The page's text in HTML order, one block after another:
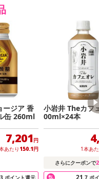
ません。
き、お届けする商品セット
ください。
分など含む)等により、参考
ージア 香
缶 260ml
7,201 円
あたり 150.1円
ポイント還元
小岩井 Theカフ
00ml×24本
1本あ
さらにクーポンで
21 .7 ポ